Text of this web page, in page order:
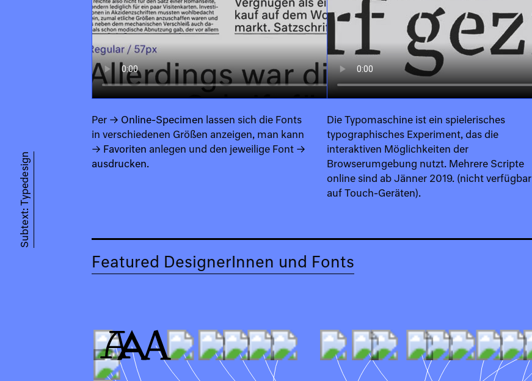
Subtext: Typedesign
Per → Online-Specimen lassen sich die Fonts
in verschiedenen Größen anzeigen, man kann
→ Favoriten anlegen und den jeweilige Font →
ausdrucken.
Die Typomaschineist ein spielerisches
typographisches Experiment, das die
interaktiven Möglichkeiten der
Browserumgebung nutzt. Mehrere Scripte
online sind ab Jänner 2019. (nicht verfügbar
auf Touch-Geräten).
Featured DesignerInnen und Fonts